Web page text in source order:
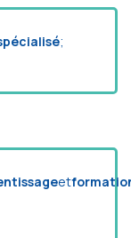
;
et